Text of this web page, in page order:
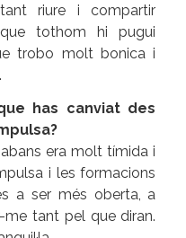
riure i compartir
tothom hi pugui
trobo molt bonica i
has canviat des
era molt tímida i
i les formacions
a ser més oberta, a
tant pel que diran.